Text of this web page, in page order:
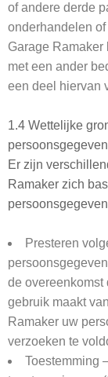
of andere derde
onderhandelen
Garage
met een ander
een deel hiervan
1.4 Wettelijke
Er zijn
Ramaker zich
Presteren
de overeenkomst
gebruik maakt
Ramaker uw
verzoeken te
Toestemming